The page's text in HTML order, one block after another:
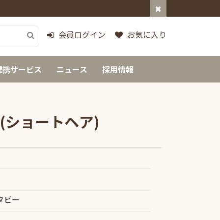
会員ログイン お気に入り
携サービス ニュース 採用情報
ョートヘア)
ビー